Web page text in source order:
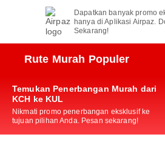
Dapatkan banyak promo
hanya di Aplikasi Airpaz.
Sekarang!
Rute Murah Populer
Temukan Penerbangan Murah dari
KCH ke KUL
Nikmati promo penerbangan eksklusif ke
tujuan pilihan Anda. Pesan sekarang!